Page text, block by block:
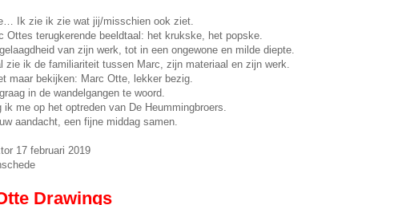
Ik zie ik zie wat jij/misschien ook ziet.
Ottes terugkerende beeldtaal: het krukske, het popske.
van zijn werk, tot in een ongewone en milde diepte.
zie ik de familiariteit tussen Marc, zijn materiaal en zijn werk.
maar bekijken: Marc Otte, lekker bezig.
in de wandelgangen te woord.
ik me op het optreden van De Heummingbroers.
aandacht, een fijne middag samen.
17 februari 2019
Drawings